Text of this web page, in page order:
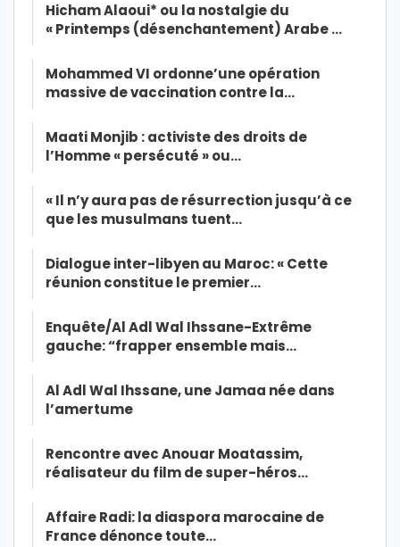
Hicham Alaoui* ou la nostalgie du
« Printemps (désenchantement) Arabe …
Mohammed VI ordonne’une opération
massive de vaccination contre la…
Maati Monjib : activiste des droits de
l’Homme « persécuté » ou…
« Il n’y aura pas de résurrection jusqu’à ce
que les musulmans tuent…
Dialogue inter-libyen au Maroc: « Cette
réunion constitue le premier…
Enquête/Al Adl Wal Ihssane-Extrême
gauche: “frapper ensemble mais…
Al Adl Wal Ihssane, une Jamaa née dans
l’amertume
Rencontre avec Anouar Moatassim,
réalisateur du film de super-héros…
Affaire Radi: la diaspora marocaine de
France dénonce toute…